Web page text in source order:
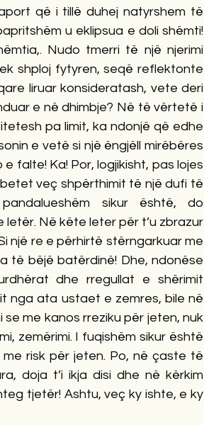
që i tillë duhej natyrshem të
u eklipsua e doli shëmti!
Nudo tmerri të një njerimi
shploj fytyren, seqë reflektonte
liruar konsideratash, vete deri
e në dhimbje? Në të vërtetë i
pa limit, ka ndonjë që edhe
e vetë si një ëngjëll mirëbëres
falte! Ka! Por, logjikisht, pas lojes
veç shpërthimit të një dufi të
sikur është, do
Në këte leter për t’u zbrazur
një re e përhirtë stërngarkuar me
të bëjë batërdinë! Dhe, ndonëse
dhe rregullat e shërimit
nga ata ustaet e zemres, bile në
me kanos rreziku për jeten, nuk
zemërimi. I fuqishëm sikur është
risk për jeten. Po, në çaste të
doja t’i ikja disi dhe në kërkim
tjetër! Ashtu, veç ky ishte, e ky